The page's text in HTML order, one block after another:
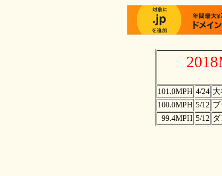
101.0MPH 4/24
100.0MPH 5/12
99.4MPH 5/12